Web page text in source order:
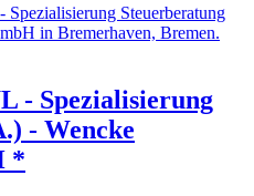
- Spezialisierung
- Wencke
*